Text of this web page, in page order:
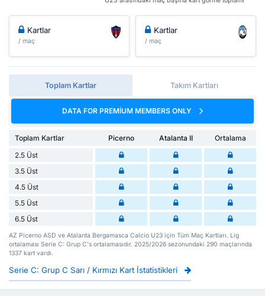
Kartlar
/ maç
Kartlar
/ maç
Toplam Kartlar Takım Kartları
DATA FOR PREMIUM MEMBERS ONLY
Toplam Kartlar Picerno Atalanta II
Ortalama
2.5 Üst
3.5 Üst
4.5 Üst
5.5 Üst
6.5 Üst
AZ Picerno ASD ve Atalanta Bergamasca Calcio U23 için Tüm Maç Kartları. Lig
ortalaması Serie C: Grup C's ortalamasıdır. 2025/2026 sezonundaki 290 maçlarında
1337 kart vardı.
Serie C: Grup C Sarı / Kırmızı Kart İstatistikleri